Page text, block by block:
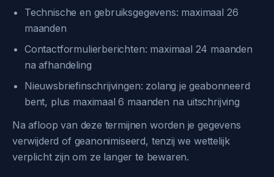
Technische en gebruiksgegevens: maximaal 26
maanden
Contactformulierberichten: maximaal 24 maanden
na afhandeling
Nieuwsbriefinschrijvingen: zolang je geabonneerd
bent, plus maximaal 6 maanden na uitschrijving
Na afloop van deze termijnen worden je gegevens
verwijderd of geanonimiseerd, tenzij we wettelijk
verplicht zijn om ze langer te bewaren.